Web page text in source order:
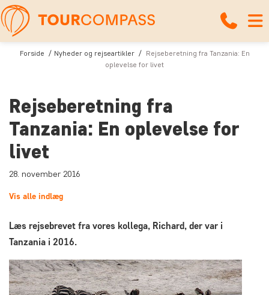
Forside Nyheder og rejseartikler
Rejseberetning fra Tanzania: En
oplevelse for livet
Rejseberetning fra
Tanzania: En oplevelse for
livet
28. november 2016
Vis alle indlæg
Læs rejsebrevet fra vores kollega, Richard, der var i
Tanzania i 2016.